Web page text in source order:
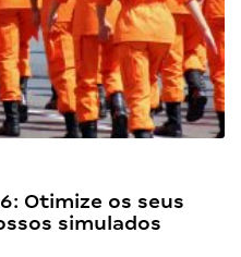
Otimize os seus
simulados